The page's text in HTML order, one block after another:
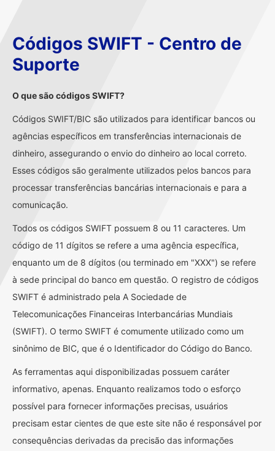
Códigos SWIFT - Centro de
Suporte
O que são códigos SWIFT?
Códigos SWIFT/BIC são utilizados para identificar bancos ou
agências específicos em transferências internacionais de
dinheiro, assegurando o envio do dinheiro ao local correto.
Esses códigos são geralmente utilizados pelos bancos para
processar transferências bancárias internacionais e para a
comunicação.
Todos os códigos SWIFT possuem 8 ou 11 caracteres. Um
código de 11 dígitos se refere a uma agência específica,
enquanto um de 8 dígitos (ou terminado em "XXX") se refere
à sede principal do banco em questão. O registro de códigos
SWIFT é administrado pela A Sociedade de
Telecomunicações Financeiras Interbancárias Mundiais
(SWIFT). O termo SWIFT é comumente utilizado como um
sinônimo de BIC, que é o Identificador do Código do Banco.
As ferramentas aqui disponibilizadas possuem caráter
informativo, apenas. Enquanto realizamos todo o esforço
possível para fornecer informações precisas, usuários
precisam estar cientes de que este site não é responsável por
consequências derivadas da precisão das informações